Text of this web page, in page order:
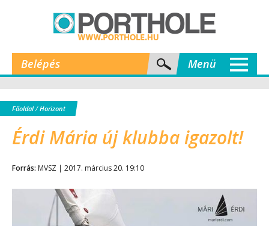
Belépés Menü
Főoldal/Horizont
Érdi Mária új klubba igazolt!
Forrás: MVSZ | 2017. március 20. 19:10